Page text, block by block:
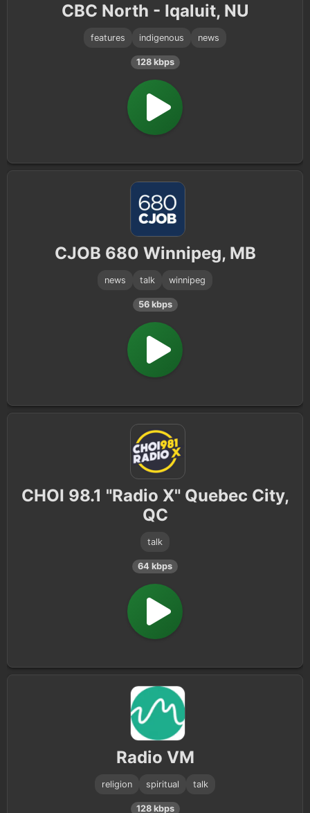
CBC North - Iqaluit, NU
features indigenous news
128 kbps
CJOB 680 Winnipeg, MB
news talk winnipeg
56 kbps
CHOI 98.1 "Radio X" Quebec City,
QC
talk
64 kbps
Radio VM
religion spiritual talk
128 kbps